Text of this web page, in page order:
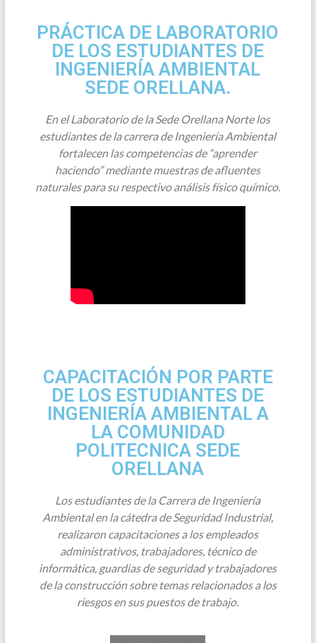
PRÁCTICA DE LABORATORIO
DE LOS ESTUDIANTES DE
INGENIERÍA AMBIENTAL
SEDE ORELLANA.
En el Laboratorio de la Sede Orellana Norte los
estudiantes de la carrera de Ingeniería Ambiental
fortalecen las competencias de “aprender
haciendo” mediante muestras de afluentes
naturales para su respectivo análisis físico químico.
CAPACITACIÓN POR PARTE
DE LOS ESTUDIANTES DE
INGENIERÍA AMBIENTAL A
LA COMUNIDAD
POLITECNICA SEDE
ORELLANA
Los estudiantes de la Carrera de Ingeniería
Ambiental en la cátedra de Seguridad Industrial,
realizaron capacitaciones a los empleados
administrativos, trabajadores, técnico de
informática, guardias de seguridad y trabajadores
de la construcción sobre temas relacionados a los
riesgos en sus puestos de trabajo.